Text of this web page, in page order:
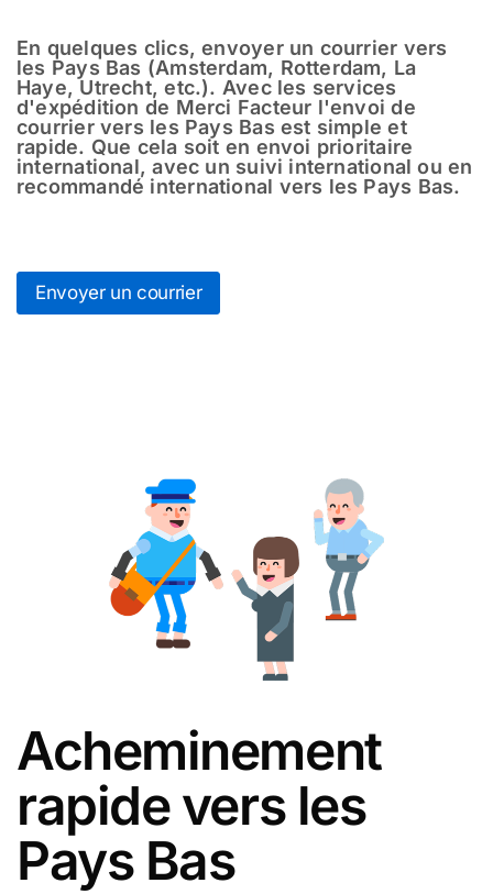
En quelques clics, envoyer un courrier vers
les Pays Bas (Amsterdam, Rotterdam, La
Haye, Utrecht, etc.). Avec les services
d'expédition de Merci Facteur l'envoi de
courrier vers les Pays Bas est simple et
rapide. Que cela soit en envoi prioritaire
international, avec un suivi international ou en
recommandé international vers les Pays Bas.
Envoyer un courrier
Acheminement
rapide vers les
Pays Bas